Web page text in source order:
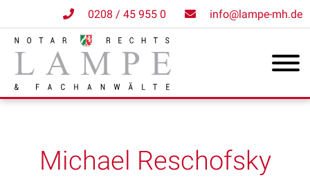
0208 / 45 955 0 info@lampe-mh.de
Michael Reschofsky